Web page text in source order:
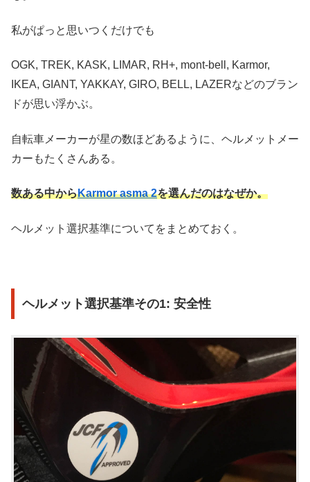
私がぱっと思いつくだけでも
OGK, TREK, KASK, LIMAR, RH+, mont-bell, Karmor,
IKEA, GIANT, YAKKAY, GIRO, BELL, LAZERなどのブラン
ドが思い浮かぶ。
自転車メーカーが星の数ほどあるように、ヘルメットメー
カーもたくさんある。
数ある中からKarmor asma 2を選んだのはなぜか。
ヘルメット選択基準についてをまとめておく。
ヘルメット選択基準その1: 安全性